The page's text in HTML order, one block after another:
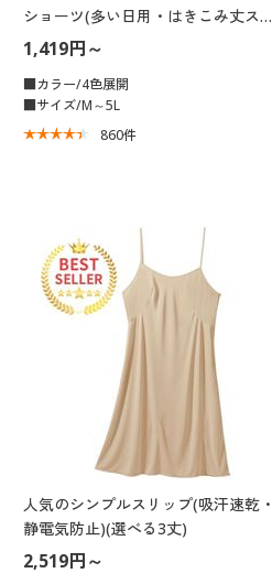
ショーツ(多い日用・はきこみ丈スタ
ンダード)
1,419円～
■カラー/4色展開
■サイズ/M～5L
860件
人気のシンプルスリップ(吸汗速乾・
静電気防止)(選べる3丈)
2,519円～